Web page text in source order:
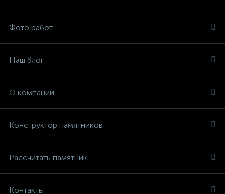
Фото работ
Наш блог
О компании
Конструктор памятников
Рассчитать памятник
Контакты